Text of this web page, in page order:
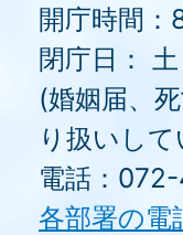
開庁時間：
閉庁日：
(婚姻届、
り扱いし
電話：
各部署の電